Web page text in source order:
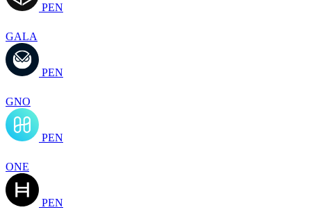
PEN
GALA
PEN
GNO
PEN
ONE
PEN